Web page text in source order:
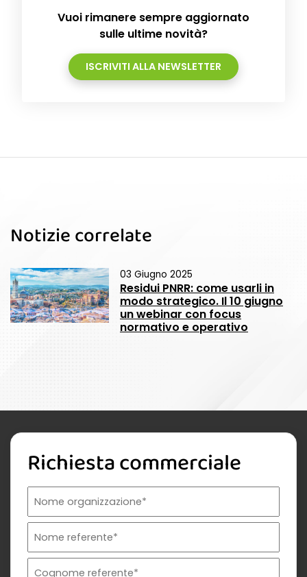
Vuoi rimanere sempre aggiornato
sulle ultime novità?
ISCRIVITI ALLA NEWSLETTER
Notizie correlate
03 Giugno 2025
Residui PNRR: come usarli in
modo strategico. Il 10 giugno
un webinar con focus
normativo e operativo
Richiesta commerciale
Nome organizzazione
Nome referente
Cognome referente
Tipologia di organizzazione
Prodotto di interesse
Indirizzo email istituzionale*
Telefono istituzionale
Messaggio